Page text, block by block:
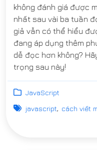
không đánh giá được
nhất sau vài ba tuần
giả vẫn có thể hiểu
đang áp dụng thêm
dễ đọc hơn không?
trọng sau này!
JavaScript
javascript
cách viết